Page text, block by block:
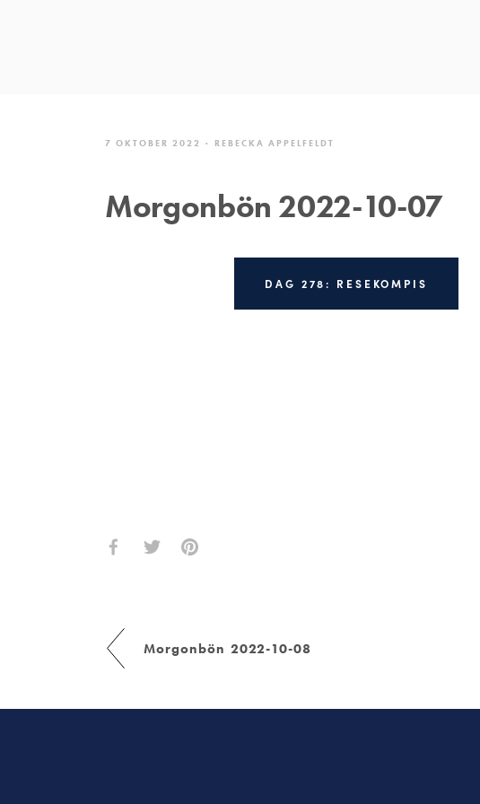
Morgonbön 2022-10-07
DAG 278: RESEKOMPIS
REBECKA APPELFELDT
7 OKTOBER 2022
Morgonbön 2022-10-08